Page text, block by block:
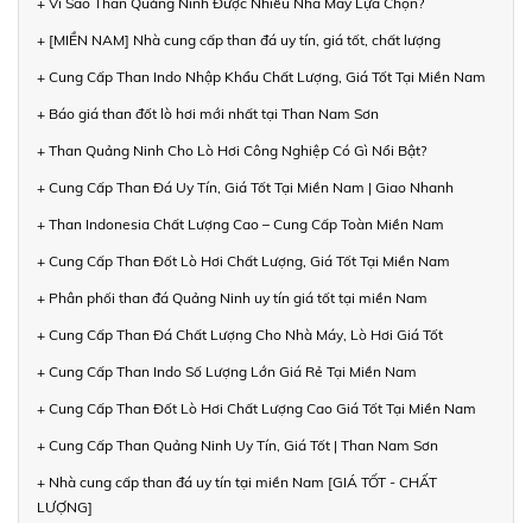
+ [MIỀN NAM] Nhà cung cấp than đá uy tín, giá tốt, chất lượng
+ Cung Cấp Than Indo Nhập Khẩu Chất Lượng, Giá Tốt Tại Miền Nam
+ Báo giá than đốt lò hơi mới nhất tại Than Nam Sơn
+ Than Quảng Ninh Cho Lò Hơi Công Nghiệp Có Gì Nổi Bật?
+ Cung Cấp Than Đá Uy Tín, Giá Tốt Tại Miền Nam | Giao Nhanh
+ Than Indonesia Chất Lượng Cao – Cung Cấp Toàn Miền Nam
+ Cung Cấp Than Đốt Lò Hơi Chất Lượng, Giá Tốt Tại Miền Nam
+ Phân phối than đá Quảng Ninh uy tín giá tốt tại miền Nam
+ Cung Cấp Than Đá Chất Lượng Cho Nhà Máy, Lò Hơi Giá Tốt
+ Cung Cấp Than Indo Số Lượng Lớn Giá Rẻ Tại Miền Nam
+ Cung Cấp Than Đốt Lò Hơi Chất Lượng Cao Giá Tốt Tại Miền Nam
+ Cung Cấp Than Quảng Ninh Uy Tín, Giá Tốt | Than Nam Sơn
+ Nhà cung cấp than đá uy tín tại miền Nam [GIÁ TỐT - CHẤT
LƯỢNG]